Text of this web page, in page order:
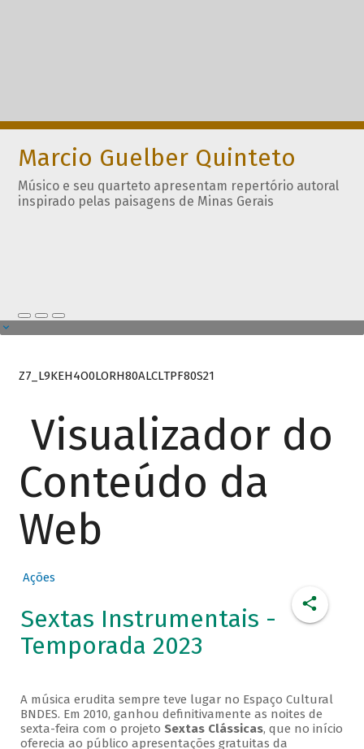
Marcio Guelber Quinteto
Músico e seu quarteto apresentam repertório autoral
inspirado pelas paisagens de Minas Gerais
Z7_L9KEH4O0LORH80ALCLTPF80S21
Visualizador do
Conteúdo da
Web
Ações
Sextas Instrumentais -
Temporada 2023
A música erudita sempre teve lugar no Espaço Cultural
BNDES. Em 2010, ganhou definitivamente as noites de
sexta-feira com o projeto Sextas Clássicas, que no início
oferecia ao público apresentações gratuitas da